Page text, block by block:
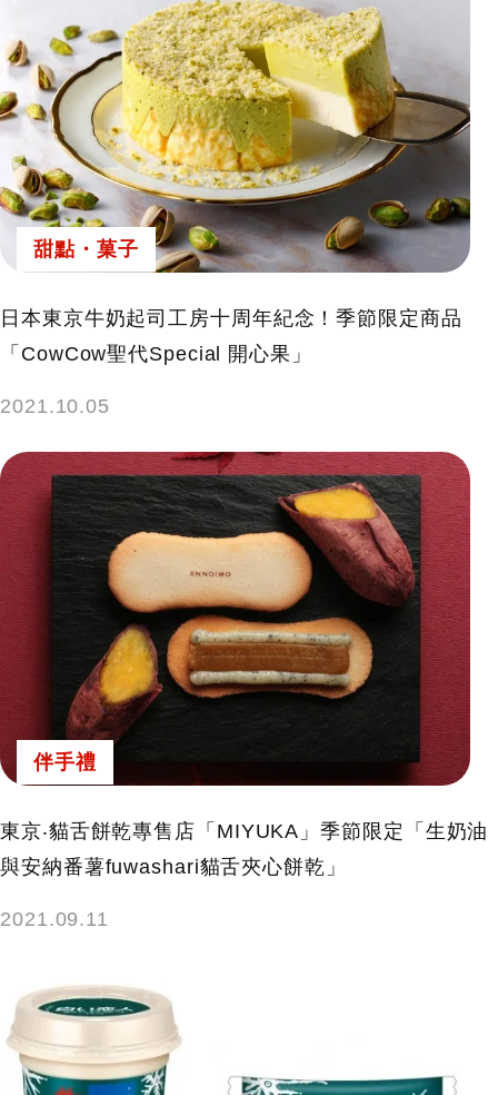
甜點・菓子
日本東京牛奶起司工房十周年紀念！季節限定商品
「CowCow聖代Special 開心果」
2021.10.05
伴手禮
東京‧貓舌餅乾專售店「MIYUKA」季節限定「生奶油
與安納番薯fuwashari貓舌夾心餅乾」
2021.09.11